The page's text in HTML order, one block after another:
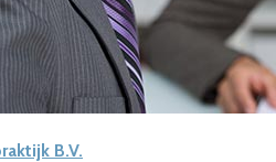
B.V.